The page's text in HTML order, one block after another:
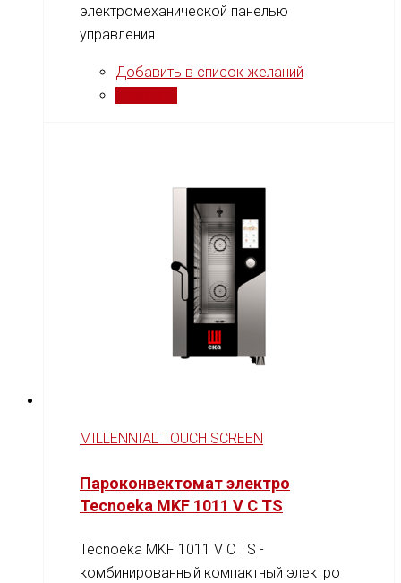
электромеханической панелью
управления.
Добавить в список желаний
MILLENNIAL TOUCH SCREEN
Пароконвектомат электро
Tecnoeka MKF 1011 V C TS
Tecnoeka MKF 1011 V C TS -
комбинированный компактный электро